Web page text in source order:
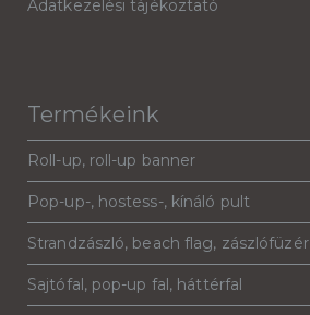
Adatkezelési tájékoztató
Termékeink
Roll-up, roll-up banner
Pop-up-, hostess-, kínáló pult
Strandzászló, beach flag, zászlófüzér
Sajtófal, pop-up fal, háttérfal